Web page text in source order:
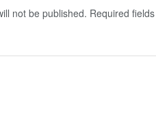
not be published. Required